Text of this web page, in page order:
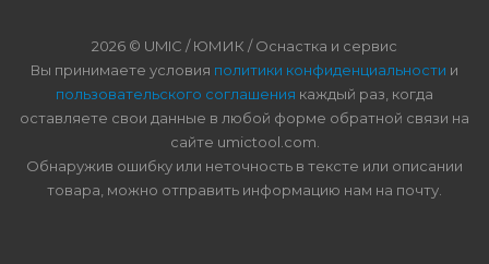
2026 © UMIC / ЮМИК / Оснастка и сервис
Вы принимаете условия политики конфиденциальности и
пользовательского соглашения каждый раз, когда
оставляете свои данные в любой форме обратной связи на
сайте umictool.com.
Обнаружив ошибку или неточность в тексте или описании
товара, можно отправить информацию нам на почту.